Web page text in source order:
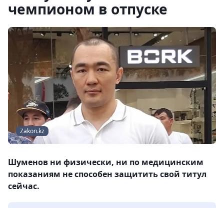
чемпионом в отпуске
Zakon.kz
Шуменов ни физически, ни по медицинским
показаниям не способен защитить свой титул
сейчас.